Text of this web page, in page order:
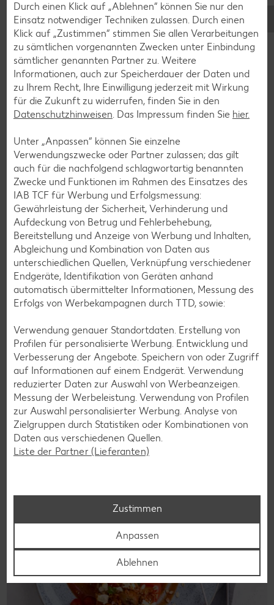
Glutenfreie Rezepte
Wer auf Gluten verzichtet, muss nicht automatisch auf
Vielfalt und Geschmack verzichten. Ob süß oder herzhaft –
mit unseren glutenfreien Rezepten zauberst du dir Gerichte,
die nicht nur verträglich, sondern auch richtig lecker sind.
Rezepte entdecken
Laktosefreie Rezepte
Laktoseintoleranz muss dich kulinarisch nicht ausbremsen,
denn es geht auch ohne. Unsere laktosefreien Rezepte
bringen Vielfalt auf den Tisch – für große und kleine
Genießer, für die Lunchbox oder das Abendessen.
Rezepte entdecken
Durch einen Klick auf „Ablehnen“ können Sie nur den
Einsatz notwendiger Techniken zulassen. Durch einen
Klick auf „Zustimmen“ stimmen Sie allen Verarbeitungen
zu sämtlichen vorgenannten Zwecken unter Einbindung
sämtlicher genannten Partner zu. Weitere
Informationen, auch zur Speicherdauer der Daten und
zu Ihrem Recht, Ihre Einwilligung jederzeit mit Wirkung
für die Zukunft zu widerrufen, finden Sie in den
Datenschutzhinweisen. Das Impressum finden Sie hier.
Unter „Anpassen“ können Sie einzelne
Verwendungszwecke oder Partner zulassen; das gilt
auch für die nachfolgend schlagwortartig benannten
Zwecke und Funktionen im Rahmen des Einsatzes des
IAB TCF für Werbung und Erfolgsmessung:
Gewährleistung der Sicherheit, Verhinderung und
Aufdeckung von Betrug und Fehlerbehebung,
Bereitstellung und Anzeige von Werbung und Inhalten,
Abgleichung und Kombination von Daten aus
unterschiedlichen Quellen, Verknüpfung verschiedener
Endgeräte, Identifikation von Geräten anhand
automatisch übermittelter Informationen, Messung des
Erfolgs von Werbekampagnen durch TTD, sowie:
Verwendung genauer Standortdaten. Erstellung von
Profilen für personalisierte Werbung. Entwicklung und
Verbesserung der Angebote. Speichern von oder Zugriff
auf Informationen auf einem Endgerät. Verwendung
reduzierter Daten zur Auswahl von Werbeanzeigen.
Messung der Werbeleistung. Verwendung von Profilen
zur Auswahl personalisierter Werbung. Analyse von
Zielgruppen durch Statistiken oder Kombinationen von
Daten aus verschiedenen Quellen.
Liste der Partner (Lieferanten)
Zustimmen
Anpassen
Ablehnen